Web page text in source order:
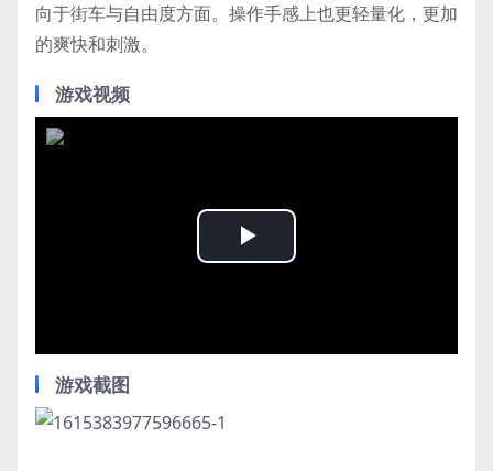
向于街车与自由度方面。操作手感上也更轻量化，更加
的爽快和刺激。
游戏视频
Play
游戏截图